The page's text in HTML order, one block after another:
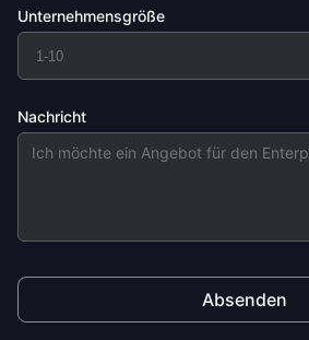
Unternehmensgröße
Nachricht
Absenden